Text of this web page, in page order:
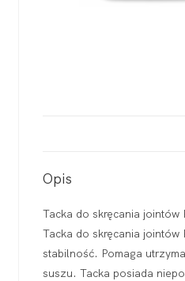
Opis
Tacka do skręcania jointów
Tacka do skręcania
stabilność. Pomaga
suszu. Tacka posiada